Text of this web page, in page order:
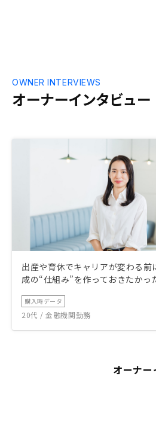
オーナーインタビュー
OWNER INTERVIEWS
出産や育休でキャリアが変わる前
成の“仕組み”を作っておきたかっ
購入時データ
20代 / 金融機関勤務
オーナー